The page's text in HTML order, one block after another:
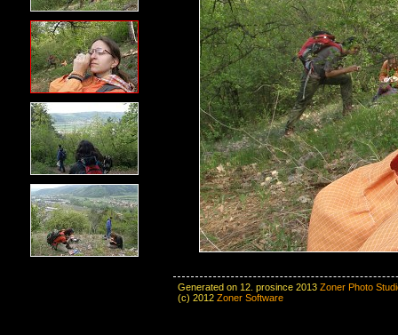
Generated on 12. prosince 2013 Zoner Photo
(c) 2012 Zoner Software